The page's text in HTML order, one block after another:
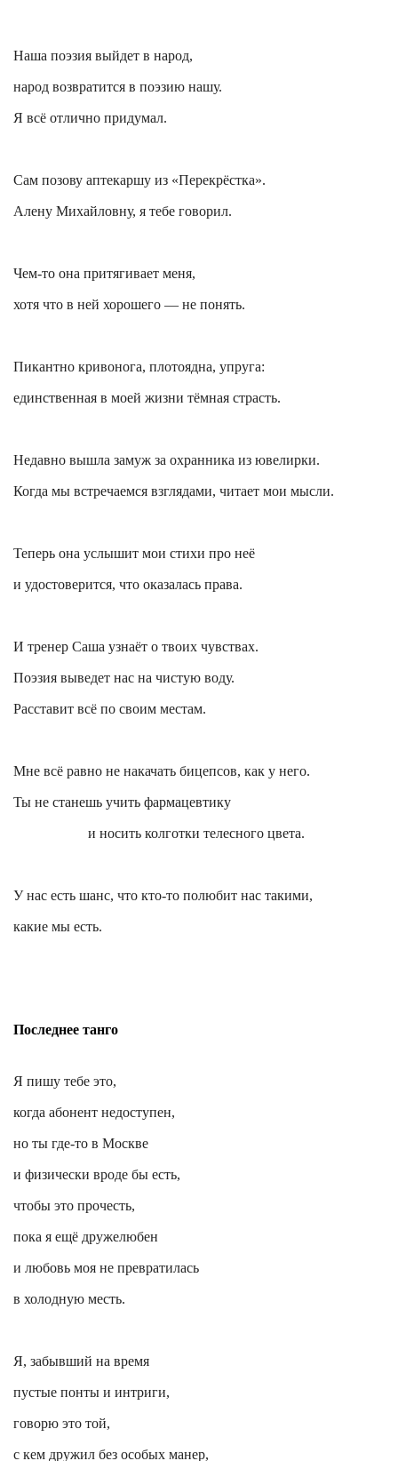
Наша поэзия выйдет в народ,
народ возвратится в поэзию нашу.
Я всё отлично придумал.
Сам позову аптекаршу из «Перекрёстка».
Алену Михайловну, я тебе говорил.
Чем-то она притягивает меня,
хотя что в ней хорошего — не понять.
Пикантно кривонога, плотоядна, упруга:
единственная в моей жизни тёмная страсть.
Недавно вышла замуж за охранника из ювелирки.
Когда мы встречаемся взглядами, читает мои мысли.
Теперь она услышит мои стихи про неё
и удостоверится, что оказалась права.
И тренер Саша узнаёт о твоих чувствах.
Поэзия выведет нас на чистую воду.
Расставит всё по своим местам.
Мне всё равно не накачать бицепсов, как у него.
Ты не станешь учить фармацевтику
и носить колготки телесного цвета.
У нас есть шанс, что кто-то полюбит нас такими,
какие мы есть.
Последнее танго
Я пишу тебе это,
когда абонент недоступен,
но ты где-то в Москве
и физически вроде бы есть,
чтобы это прочесть,
пока я ещё дружелюбен
и любовь моя не превратилась
в холодную месть.
Я, забывший на время
пустые понты и интриги,
говорю это той,
с кем дружил без особых манер,